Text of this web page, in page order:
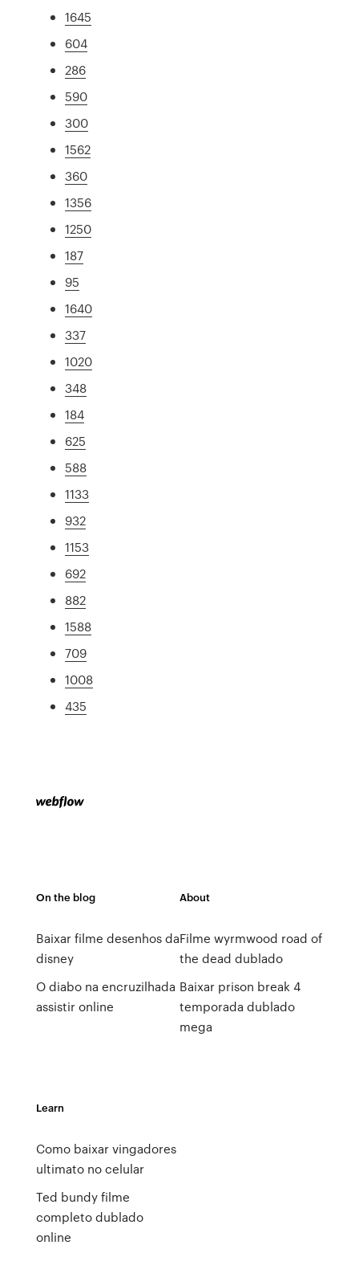
1645
604
286
590
300
1562
360
1356
1250
187
95
1640
337
1020
348
184
625
588
1133
932
1153
692
882
1588
709
1008
435
On the blog
Baixar filme desenhos da
disney
O diabo na encruzilhada
assistir online
About
Filme wyrmwood road of
the dead dublado
Baixar prison break 4
temporada dublado
mega
Learn
Como baixar vingadores
ultimato no celular
Ted bundy filme
completo dublado
online